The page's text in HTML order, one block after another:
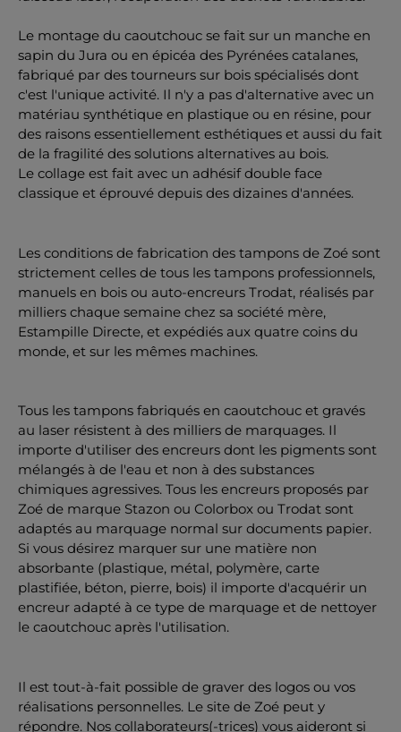
Le montage du caoutchouc se fait sur un manche en
sapin du Jura ou en épicéa des Pyrénées catalanes,
fabriqué par des tourneurs sur bois spécialisés dont
c'est l'unique activité. Il n'y a pas d'alternative avec un
matériau synthétique en plastique ou en résine, pour
des raisons essentiellement esthétiques et aussi du fait
de la fragilité des solutions alternatives au bois.
Le collage est fait avec un adhésif double face
classique et éprouvé depuis des dizaines d'années.
Les conditions de fabrication des tampons de Zoé sont
strictement celles de tous les tampons professionnels,
manuels en bois ou auto-encreurs Trodat, réalisés par
milliers chaque semaine chez sa société mère,
Estampille Directe, et expédiés aux quatre coins du
monde, et sur les mêmes machines.
Tous les tampons fabriqués en caoutchouc et gravés
au laser résistent à des milliers de marquages. Il
importe d'utiliser des encreurs dont les pigments sont
mélangés à de l'eau et non à des substances
chimiques agressives. Tous les encreurs proposés par
Zoé de marque Stazon ou Colorbox ou Trodat sont
adaptés au marquage normal sur documents papier.
Si vous désirez marquer sur une matière non
absorbante (plastique, métal, polymère, carte
plastifiée, béton, pierre, bois) il importe d'acquérir un
encreur adapté à ce type de marquage et de nettoyer
le caoutchouc après l'utilisation.
Il est tout-à-fait possible de graver des logos ou vos
réalisations personnelles. Le site de Zoé peut y
répondre. Nos collaborateurs(-trices) vous aideront si